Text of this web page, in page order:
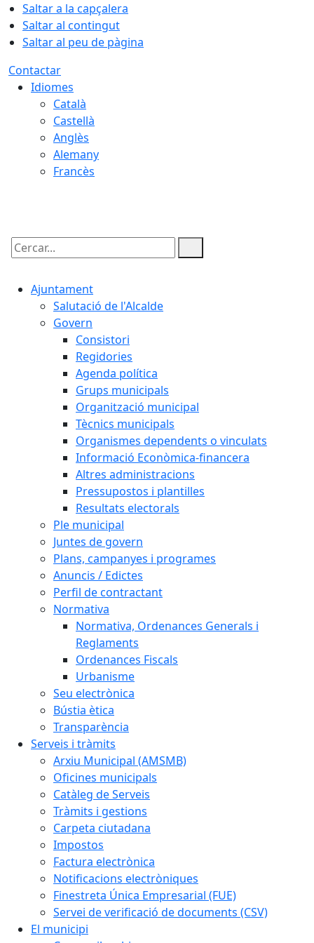
Saltar a la capçalera
Saltar al contingut
Saltar al peu de pàgina
Contactar
Idiomes
Català
Castellà
Anglès
Alemany
Francès
Cercar:
Ajuntament
Salutació de l'Alcalde
Govern
Consistori
Regidories
Agenda política
Grups municipals
Organització municipal
Tècnics municipals
Organismes dependents o vinculats
Informació Econòmica-financera
Altres administracions
Pressupostos i plantilles
Resultats electorals
Ple municipal
Juntes de govern
Plans, campanyes i programes
Anuncis / Edictes
Perfil de contractant
Normativa
Normativa, Ordenances Generals i
Reglaments
Ordenances Fiscals
Urbanisme
Seu electrònica
Bústia ètica
Transparència
Serveis i tràmits
Arxiu Municipal (AMSMB)
Oficines municipals
Catàleg de Serveis
Tràmits i gestions
Carpeta ciutadana
Impostos
Factura electrònica
Notificacions electròniques
Finestreta Única Empresarial (FUE)
Servei de verificació de documents (CSV)
El municipi